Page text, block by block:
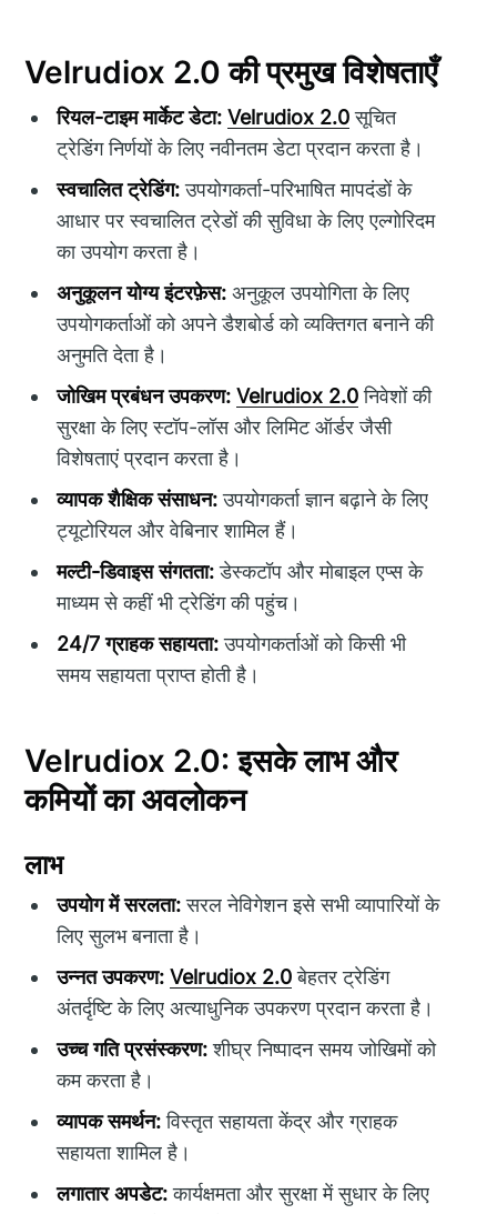
Velrudiox 2.0 की प्रमुख विशेषताएँ
रियल-टाइम मार्केट डेटा: Velrudiox 2.0सूचित
ट्रेडिंग निर्णयों के लिए नवीनतम डेटा प्रदान करता है।
स्वचालित ट्रेडिंग:उपयोगकर्ता-परिभाषित मापदंडों के
आधार पर स्वचालित ट्रेडों की सुविधा के लिए एल्गोरिदम
का उपयोग करता है।
अनुकूलन योग्य इंटरफ़ेस: अनुकूल उपयोगिता के लिए
उपयोगकर्ताओं को अपने डैशबोर्ड को व्यक्तिगत बनाने की
अनुमति देता है।
जोखिम प्रबंधन उपकरण: Velrudiox 2.0निवेशों की
सुरक्षा के लिए स्टॉप-लॉस और लिमिट ऑर्डर जैसी
विशेषताएं प्रदान करता है।
व्यापक शैक्षिक संसाधन:उपयोगकर्ता ज्ञान बढ़ाने के लिए
ट्यूटोरियल और वेबिनार शामिल हैं।
मल्टी-डिवाइस संगतता:डेस्कटॉप और मोबाइल एप्स के
माध्यम से कहीं भी ट्रेडिंग की पहुंच।
24/7 ग्राहक सहायता:उपयोगकर्ताओं को किसी भी
समय सहायता प्राप्त होती है।
Velrudiox 2.0: इसके लाभ और
कमियों का अवलोकन
लाभ
उपयोग में सरलता:सरल नेविगेशन इसे सभी व्यापारियों के
लिए सुलभ बनाता है।
उन्नत उपकरण: Velrudiox 2.0बेहतर ट्रेडिंग
अंतर्दृष्टि के लिए अत्याधुनिक उपकरण प्रदान करता है।
उच्च गति प्रसंस्करण:शीघ्र निष्पादन समय जोखिमों को
कम करता है।
व्यापक समर्थन:विस्तृत सहायता केंद्र और ग्राहक
सहायता शामिल है।
लगातार अपडेट:कार्यक्षमता और सुरक्षा में सुधार के लिए